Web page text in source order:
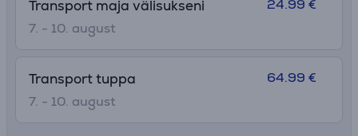
Transport maja välisukseni
7. - 10. august
24.99 €
Transport tuppa
7. - 10. august
64.99 €